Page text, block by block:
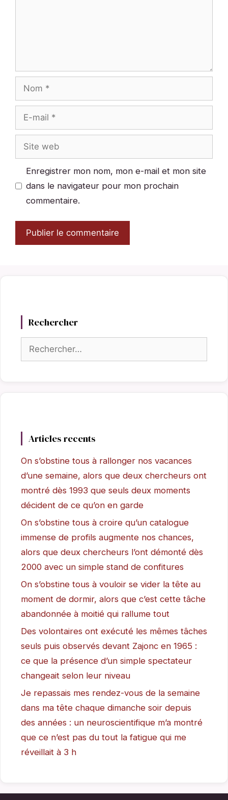
Nom
mail
Site
web
Enregistrer mon nom, mon e-mail et mon site
dans le navigateur pour mon prochain
commentaire.
Rechercher
Rechercher :
Articles recents
On s’obstine tous à rallonger nos vacances
d’une semaine, alors que deux chercheurs ont
montré dès 1993 que seuls deux moments
décident de ce qu’on en garde
On s’obstine tous à croire qu’un catalogue
immense de profils augmente nos chances,
alors que deux chercheurs l’ont démonté dès
2000 avec un simple stand de confitures
On s’obstine tous à vouloir se vider la tête au
moment de dormir, alors que c’est cette tâche
abandonnée à moitié qui rallume tout
Des volontaires ont exécuté les mêmes tâches
seuls puis observés devant Zajonc en 1965 :
ce que la présence d’un simple spectateur
changeait selon leur niveau
Je repassais mes rendez-vous de la semaine
dans ma tête chaque dimanche soir depuis
des années : un neuroscientifique m’a montré
que ce n’est pas du tout la fatigue qui me
réveillait à 3 h